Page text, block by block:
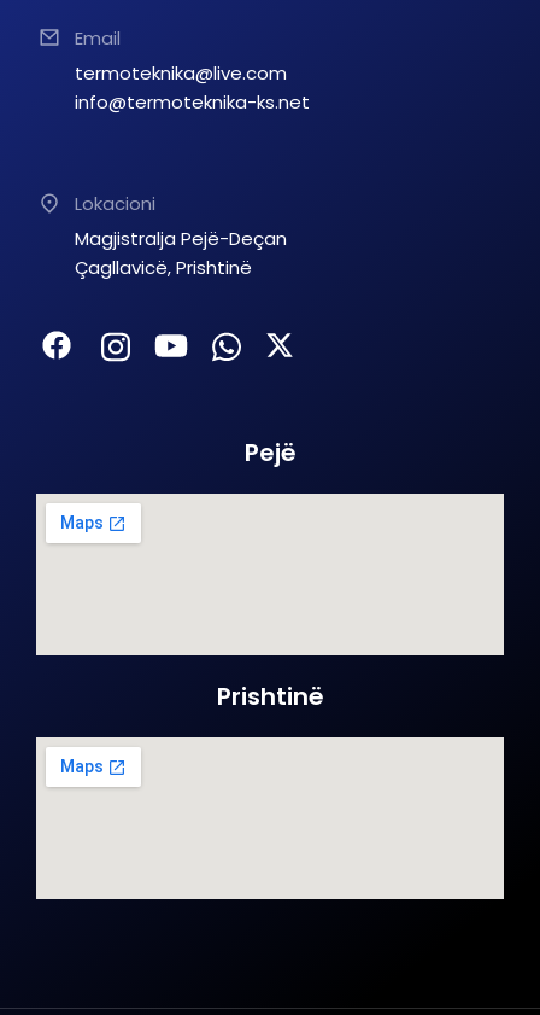
Email
termoteknika@live.com
info@termoteknika-ks.net
Lokacioni
Magjistralja Pejë-Deçan
Çagllavicë, Prishtinë
Pejë
Prishtinë